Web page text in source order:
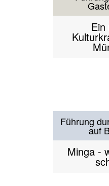
Führung
in